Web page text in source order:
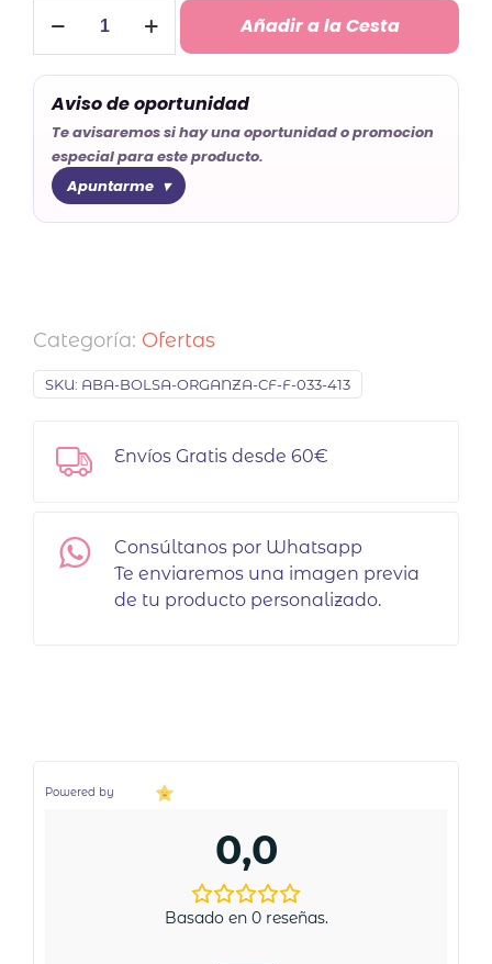
Organza
Abanicos
cantidad
Añadir a la Cesta
Aviso de oportunidad
Te avisaremos si hay una oportunidad o promocion
especial para este producto.
Apuntarme
Categoría: Ofertas
SKU: ABA-BOLSA-ORGANZA-CF-F-033-413
Envíos Gratis desde 60€
Consúltanos por Whatsapp
Te enviaremos una imagen previa
de tu producto personalizado.
Powered by
0,0
Basado en 0 reseñas.